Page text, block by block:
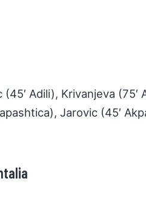
Adili), Krivanjeva
Jarovic (45′